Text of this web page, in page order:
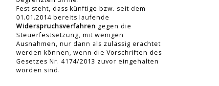
Fest steht, dass künftige bzw. seit dem
01.01.2014 bereits laufende
Widerspruchsverfahren gegen die
Steuerfestsetzung, mit wenigen
Ausnahmen, nur dann als zulässig erachtet
werden können, wenn die Vorschriften des
Gesetzes Nr. 4174/2013 zuvor eingehalten
worden sind.